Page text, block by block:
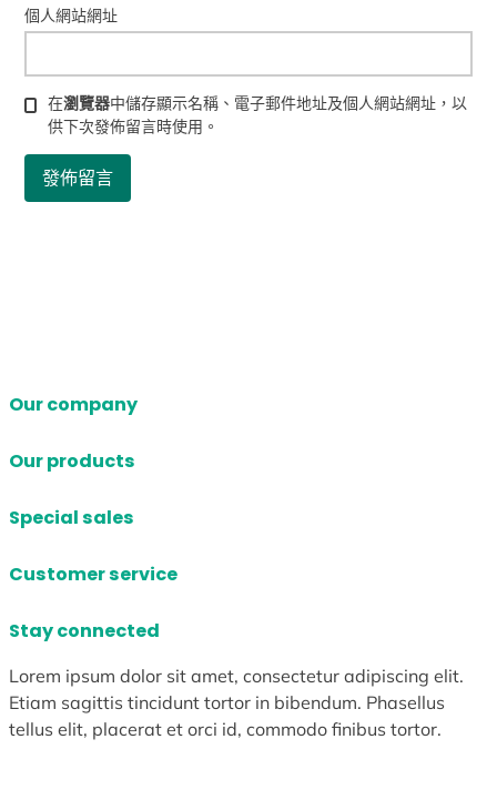
個人網站網址
在瀏覽器中儲存顯示名稱、電子郵件地址及個人網站網址，以
供下次發佈留言時使用。
Our company
Our products
Special sales
Customer service
Stay connected
Lorem ipsum dolor sit amet, consectetur adipiscing elit.
Etiam sagittis tincidunt tortor in bibendum. Phasellus
tellus elit, placerat et orci id, commodo finibus tortor.